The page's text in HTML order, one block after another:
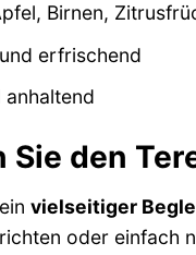
Birnen,
erfrischend
anhaltend
Sie den
vielseitiger
oder einfach